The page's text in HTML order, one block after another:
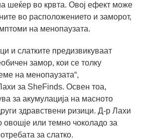
шеќер во крвта. Овој ефект може
во расположението и заморот,
на менопаузата.
и слатките предизвикуваат
замор, кои се толку
на менопаузата“,
за SheFinds. Освен тоа,
за акумулација на масното
здравствени ризици. Д-р Лахи
овошје или темно чоколадо за
за слатко.